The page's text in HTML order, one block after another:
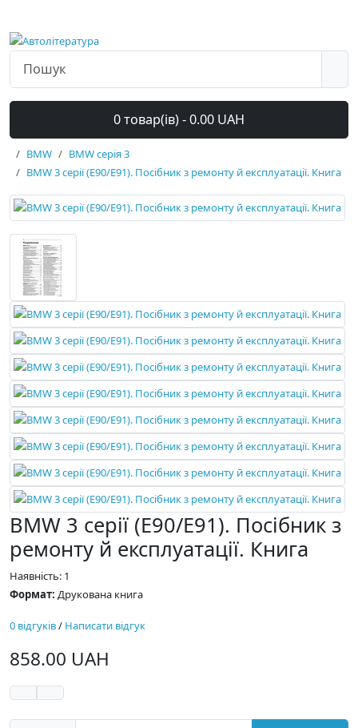
0 товар(ів) - 0.00 UAH
BMW
BMW серія 3
BMW 3 серії (E90/E91). Посібник з ремонту й експлуатації. Книга
BMW 3 серії (E90/E91). Посібник з
ремонту й експлуатації. Книга
Наявність: 1
Формат: Друкована книга
0 відгуків/ Написати відгук
858.00 UAH